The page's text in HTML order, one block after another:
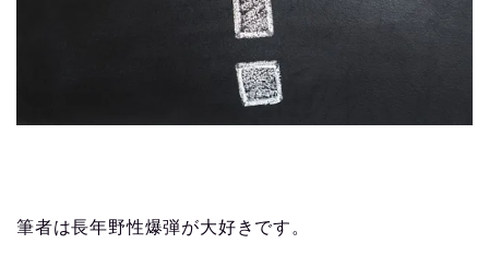
筆者は長年野性爆弾が大好きです。